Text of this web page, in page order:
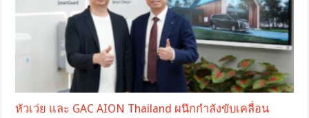
หัวเว่ย และ GAC AION Thailand ผนึกกำลังขับเคลื่อน